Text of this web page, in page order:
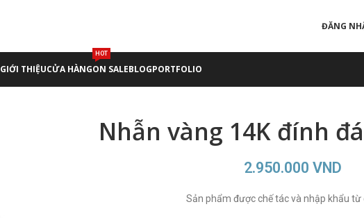
ĐĂNG
GIỚI THIỆUCỬA HÀNGON SALE
HOT
BLOGPORTFOLIO
Nhẫn vàng 14K đính đá
2.950.000VND
Sản phẩm được chế tác và nhập khẩu từ